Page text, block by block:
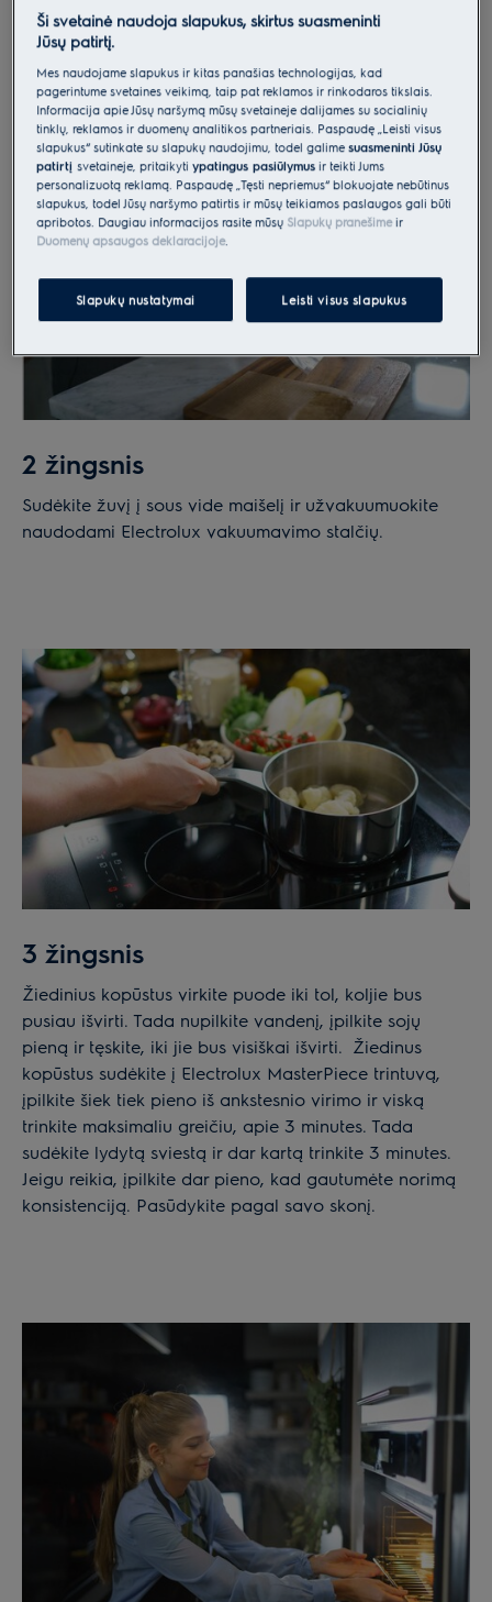
mišinį. Pasirinkite kelis geriausius kopūsto gabalėlius ir
plonai juos supjaustykite.
2 žingsnis
Sudėkite žuvį į sous vide maišelį ir užvakuumuokite
naudodami Electrolux vakuumavimo stalčių.
3 žingsnis
Žiedinius kopūstus virkite puode iki tol, koljie bus
pusiau išvirti. Tada nupilkite vandenį, įpilkite sojų
pieną ir tęskite, iki jie bus visiškai išvirti. Žiedinus
kopūstus sudėkite į Electrolux MasterPiece trintuvą,
įpilkite šiek tiek pieno iš ankstesnio virimo ir viską
trinkite maksimaliu greičiu, apie 3 minutes. Tada
sudėkite lydytą sviestą ir dar kartą trinkite 3 minutes.
Jeigu reikia, įpilkite dar pieno, kad gautumėte norimą
konsistenciją. Pasūdykite pagal savo skonį.
Ši svetainė naudoja slapukus, skirtus suasmeninti
Jūsų patirtį.
Mes naudojame slapukus ir kitas panašias technologijas, kad
pagerintume svetainės veikimą, taip pat reklamos ir rinkodaros tikslais.
Informacija apie Jūsų naršymą mūsų svetainėje dalijamės su socialinių
tinklų, reklamos ir duomenų analitikos partneriais. Paspaudę „Leisti visus
slapukus“ sutinkate su slapukų naudojimu, todėl galimesuasmeninti Jūsų
patirtįsvetainėje, pritaikytiypatingus pasiūlymus ir teikti Jums
personalizuotą reklamą. Paspaudę „Tęsti nepriėmus“ blokuojate nebūtinus
slapukus, todėl Jūsų naršymo patirtis ir mūsų teikiamos paslaugos gali būti
apribotos. Daugiau informacijos rasite mūsų Slapukų pranešimeir
Duomenų apsaugos deklaracijoje.
Slapukų nustatymai Leisti visus slapukus